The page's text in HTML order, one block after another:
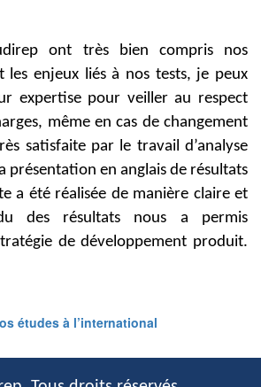
ont très bien compris nos
les enjeux liés à nos tests, je peux
expertise pour veiller au respect
même en cas de changement
satisfaite par le travail d’analyse
présentation en anglais de résultats
a été réalisée de manière claire et
des résultats nous a permis
de développement produit.
études à l’international